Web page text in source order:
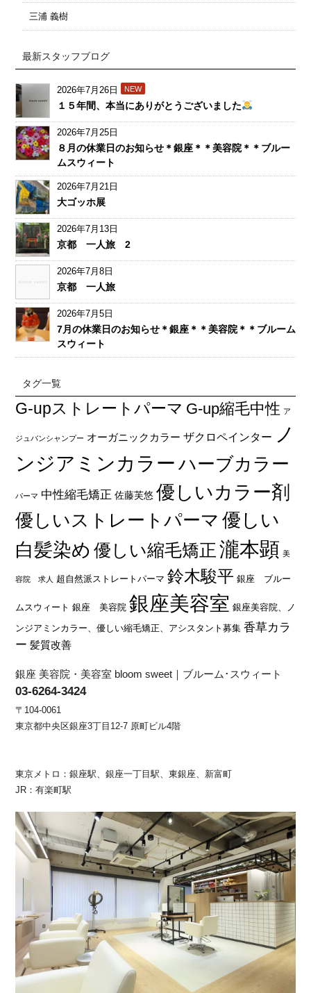
三浦 義樹
最新スタッフブログ
2026年7月26日 NEW
１５年間、本当にありがとうございました
2026年7月25日
８月の休業日のお知らせ＊銀座＊＊美容院＊＊ブルー
ムスウィート
2026年7月21日
大ゴッホ展
2026年7月13日
京都 一人旅 2
2026年7月8日
京都 一人旅
2026年7月5日
7月の休業日のお知らせ＊銀座＊＊美容院＊＊ブルーム
スウィート
タグ一覧
G-upストレートパーマ G-up縮毛中性 ア
ジュバンシャンプー オーガニックカラー ザクロペインター
ノ
ンジアミンカラー ハーブカラー
パーマ 中性縮毛矯正 佐藤芙悠 優しいカラー剤
優しいストレートパーマ 優しい
白髪染め 優しい縮毛矯正 瀧本顕 美
容院 求人 超自然派ストレートパーマ 鈴木駿平 銀座 ブルー
ムスウィート 銀座 美容院 銀座美容室 銀座美容院、ノ
ンジアミンカラー、優しい縮毛矯正、アシスタント募集 香草カラ
ー 髪質改善
銀座 美容院・美容室 bloom sweet｜ブルーム･スウィート
03-6264-3424
〒104-0061
東京都中央区銀座3丁目12-7 原町ビル4階
東京メトロ：銀座駅、銀座一丁目駅、東銀座、新富町
JR：有楽町駅